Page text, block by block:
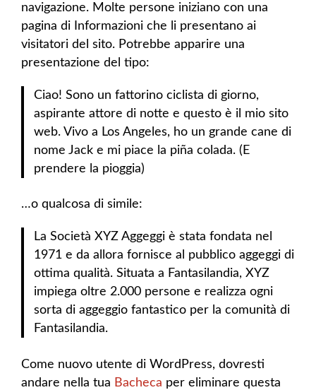
navigazione. Molte persone iniziano con una
pagina di Informazioni che li presentano ai
visitatori del sito. Potrebbe apparire una
presentazione del tipo:
Ciao! Sono un fattorino ciclista di giorno,
aspirante attore di notte e questo è il mio sito
web. Vivo a Los Angeles, ho un grande cane di
nome Jack e mi piace la piña colada. (E
prendere la pioggia)
…o qualcosa di simile:
La Società XYZ Aggeggi è stata fondata nel
1971 e da allora fornisce al pubblico aggeggi di
ottima qualità. Situata a Fantasilandia, XYZ
impiega oltre 2.000 persone e realizza ogni
sorta di aggeggio fantastico per la comunità di
Fantasilandia.
Come nuovo utente di WordPress, dovresti
andare nella tua Bacheca per eliminare questa